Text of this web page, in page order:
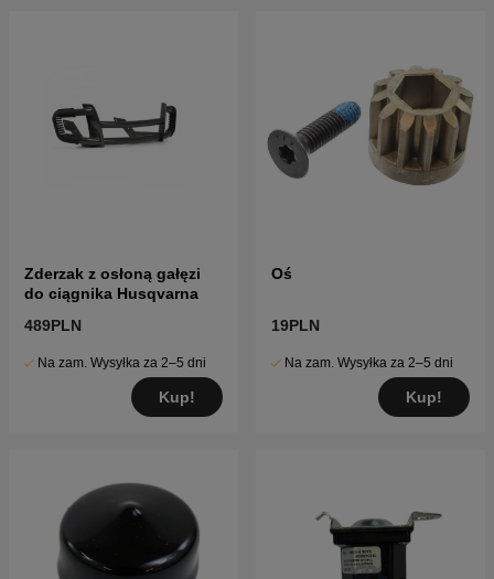
Zderzak z osłoną gałęzi
do ciągnika Husqvarna
489PLN
Na zam. Wysyłka za 2–5 dni
Kup!
Oś
19PLN
Na zam. Wysyłka za 2–5 dni
Kup!